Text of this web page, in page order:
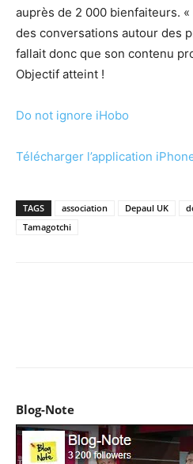
auprès de 2 000 bienfaiteurs.
des conversations autour des
fallait donc que son contenu
Objectif atteint !
Do not ignore iHobo
Télécharger l’application
TAGS association Depaul UK
Tamagotchi
Blog-Note